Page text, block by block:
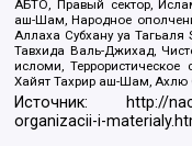
АБТО, Правый сектор,
аш-Шам, Народное
Аллаха Субхану уа
Тавхида Валь-Джихад,
исломи, Террористическое
Хайят Тахрир аш-Шам,
Источник:
http://
organizacii-i-